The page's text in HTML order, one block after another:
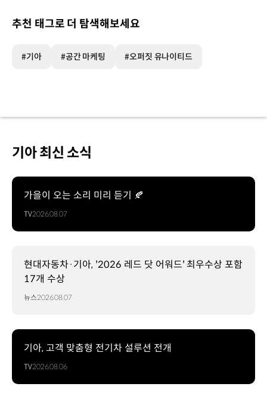
추천 태그로 더 탐색해보세요
#기아 #공간 마케팅 #오퍼짓 유나이티드
기아 최신 소식
가을이 오는 소리 미리 듣기 🍂
TV2026.08.07
현대자동차·기아, '2026 레드 닷 어워드' 최우수상 포함
17개 수상
뉴스2026.08.07
기아, 고객 맞춤형 전기차 설루션 전개
TV2026.08.06